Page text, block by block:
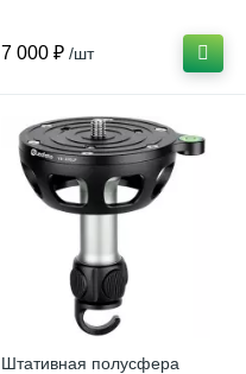
7 000 ₽ /шт
Штативная полусфера